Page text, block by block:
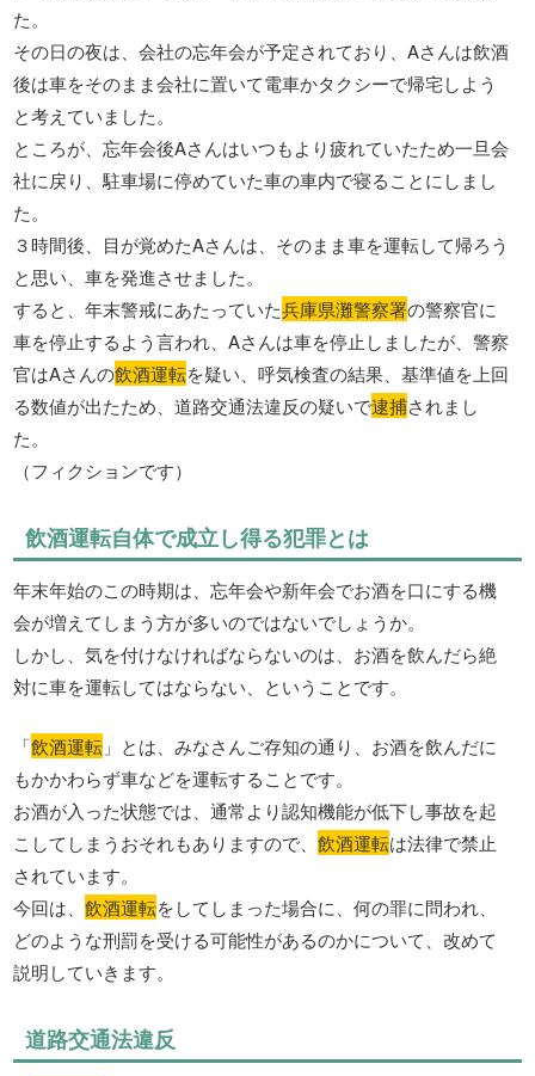
た。
その日の夜は、会社の忘年会が予定されており、Aさんは飲酒
後は車をそのまま会社に置いて電車かタクシーで帰宅しよう
と考えていました。
ところが、忘年会後Aさんはいつもより疲れていたため一旦会
社に戻り、駐車場に停めていた車の車内で寝ることにしまし
た。
３時間後、目が覚めたAさんは、そのまま車を運転して帰ろう
と思い、車を発進させました。
すると、年末警戒にあたっていた兵庫県灘警察署の警察官に
車を停止するよう言われ、Aさんは車を停止しましたが、警察
官はAさんの飲酒運転を疑い、呼気検査の結果、基準値を上回
る数値が出たため、道路交通法違反の疑いで逮捕されまし
た。
（フィクションです）
飲酒運転自体で成立し得る犯罪とは
年末年始のこの時期は、忘年会や新年会でお酒を口にする機
会が増えてしまう方が多いのではないでしょうか。
しかし、気を付けなければならないのは、お酒を飲んだら絶
対に車を運転してはならない、ということです。
「飲酒運転 」とは、みなさんご存知の通り、お酒を飲んだに
もかかわらず車などを運転することです。
お酒が入った状態では、通常より認知機能が低下し事故を起
こしてしまうおそれもありますので、飲酒運転は法律で禁止
されています。
今回は、飲酒運転をしてしまった場合に、何の罪に問われ、
どのような刑罰を受ける可能性があるのかについて、改めて
説明していきます。
道路交通法違反